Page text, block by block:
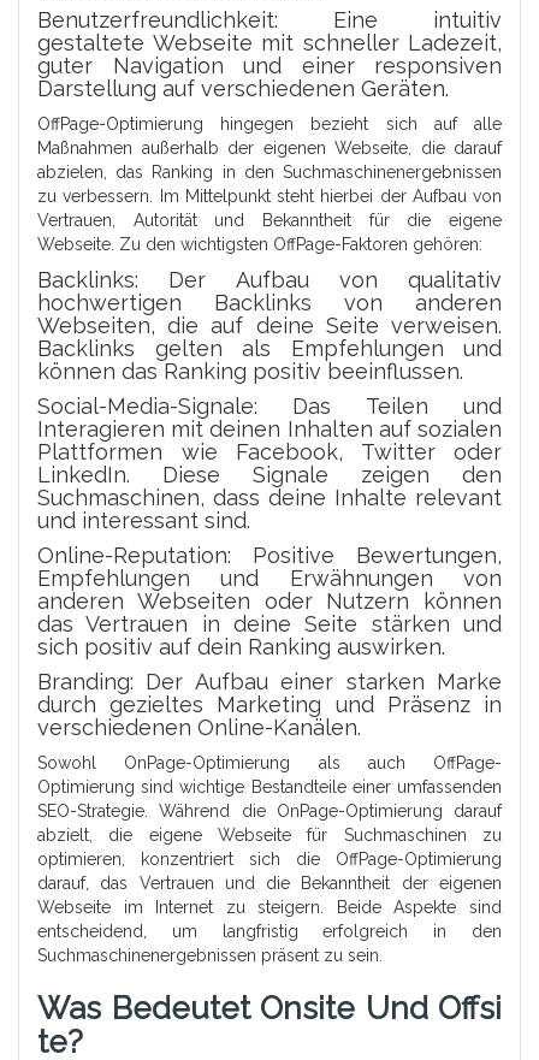
Benutzerfreundlichkeit: Eine intuitiv
gestaltete Webseite mit schneller Ladezeit,
guter Navigation und einer responsiven
Darstellung auf verschiedenen Geräten.
OffPage-Optimierung hingegen bezieht sich auf alle
Maßnahmen außerhalb der eigenen Webseite, die darauf
abzielen, das Ranking in den Suchmaschinenergebnissen
zu verbessern. Im Mittelpunkt steht hierbei der Aufbau von
Vertrauen, Autorität und Bekanntheit für die eigene
Webseite. Zu den wichtigsten OffPage-Faktoren gehören:
Backlinks: Der Aufbau von qualitativ
hochwertigen Backlinks von anderen
Webseiten, die auf deine Seite verweisen.
Backlinks gelten als Empfehlungen und
können das Ranking positiv beeinflussen.
Social-Media-Signale: Das Teilen und
Interagieren mit deinen Inhalten auf sozialen
Plattformen wie Facebook, Twitter oder
LinkedIn. Diese Signale zeigen den
Suchmaschinen, dass deine Inhalte relevant
und interessant sind.
Online-Reputation: Positive Bewertungen,
Empfehlungen und Erwähnungen von
anderen Webseiten oder Nutzern können
das Vertrauen in deine Seite stärken und
sich positiv auf dein Ranking auswirken.
Branding: Der Aufbau einer starken Marke
durch gezieltes Marketing und Präsenz in
verschiedenen Online-Kanälen.
Sowohl OnPage-Optimierung als auch OffPage-
Optimierung sind wichtige Bestandteile einer umfassenden
SEO-Strategie. Während die OnPage-Optimierung darauf
abzielt, die eigene Webseite für Suchmaschinen zu
optimieren, konzentriert sich die OffPage-Optimierung
darauf, das Vertrauen und die Bekanntheit der eigenen
Webseite im Internet zu steigern. Beide Aspekte sind
entscheidend, um langfristig erfolgreich in den
Suchmaschinenergebnissen präsent zu sein.
Was Bedeutet Onsite Und Offsi
Te?